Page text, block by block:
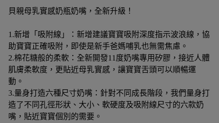
貝親母乳實感奶瓶奶嘴，全新升級！
1.新增「吸附線」：新增建議寶寶吸附深度指示波浪線，協
助寶寶正確吸附，即使是新手爸媽哺乳也無需焦慮。
2.棉花糖般的柔軟：全新開發11度奶嘴專用矽膠，接近人體
肌膚柔軟度，更貼近母乳實感，讓寶寶舌頭可以順暢運
動。
3.量身打造六種尺寸奶嘴：針對不同成長階段，我們量身打
造了不同孔徑形狀、大小、軟硬度及吸附線尺寸的六款奶
嘴，貼近寶寶個別的需要。